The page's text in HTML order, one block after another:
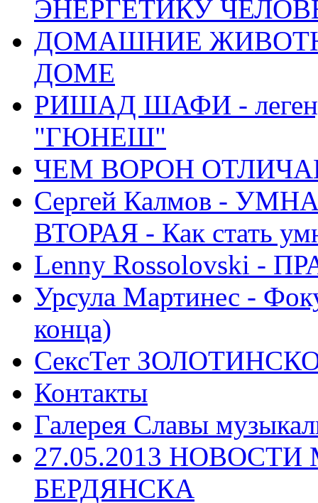
ЭНЕРГЕТИКУ
ДОМАШНИЕ
ДОМЕ
РИШАД ШАФИ -
"ГЮНЕШ"
ЧЕМ ВОРОН
Сергей Калмов -
ВТОРАЯ - Как стать
Lenny Rossolovski -
Урсула Мартинес -
конца)
СексТет
Контакты
Галерея Славы
27.05.2013
БЕРДЯНСКА